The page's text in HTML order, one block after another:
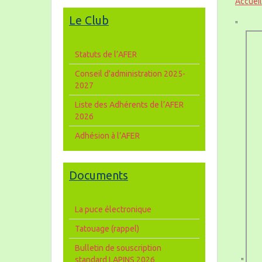
"
Le Club
Statuts de l’AFER
Conseil d'administration 2025-
2027
Liste des Adhérents de l’AFER
2026
Adhésion à l’AFER
Documents
La puce électronique
Tatouage (rappel)
Bulletin de souscription
standard LAPINS 2026